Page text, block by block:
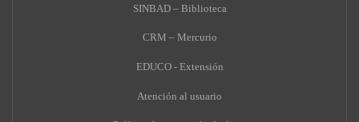
SINBAD – Biblioteca
CRM – Mercurio
EDUCO - Extensión
Atención al usuario